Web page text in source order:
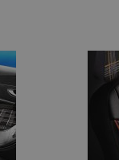
a správa účtu.